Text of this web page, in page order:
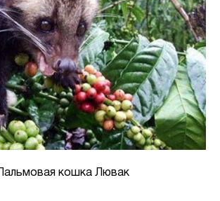
Пальмовая кошка Лювак